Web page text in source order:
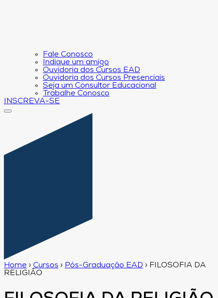
Fale Conosco
Indique um amigo
Ouvidoria dos Cursos EAD
Ouvidoria dos Cursos Presenciais
Seja um Consultor Educacional
Trabalhe Conosco
INSCREVA-SE
Home › Cursos › Pós-Graduação EAD › FILOSOFIA DA
RELIGIÃO